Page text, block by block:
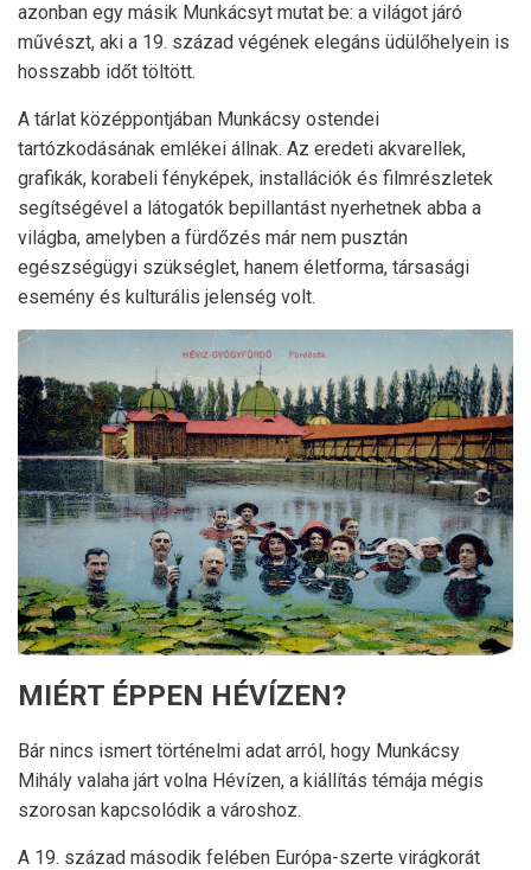
azonban egy másik Munkácsyt mutat be: a világot járó
művészt, aki a 19. század végének elegáns üdülőhelyein is
hosszabb időt töltött.
A tárlat középpontjában Munkácsy ostendei
tartózkodásának emlékei állnak. Az eredeti akvarellek,
grafikák, korabeli fényképek, installációk és filmrészletek
segítségével a látogatók bepillantást nyerhetnek abba a
világba, amelyben a fürdőzés már nem pusztán
egészségügyi szükséglet, hanem életforma, társasági
esemény és kulturális jelenség volt.
MIÉRT ÉPPEN HÉVÍZEN?
Bár nincs ismert történelmi adat arról, hogy Munkácsy
Mihály valaha járt volna Hévízen, a kiállítás témája mégis
szorosan kapcsolódik a városhoz.
A 19. század második felében Európa-szerte virágkorát